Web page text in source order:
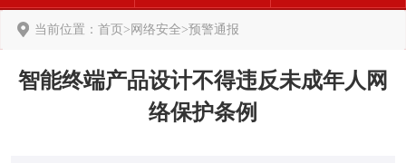
当前位置： 首页>网络安全>预警通报
智能终端产品设计不得违反未成年人网
络保护条例